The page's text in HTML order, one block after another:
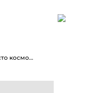
Мини шоко открытка- Детка ты просто космос. Сверкай ярче звезд!